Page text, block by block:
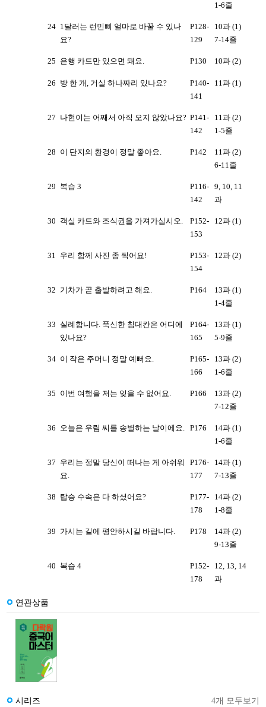
1-6줄
24 1달러는 런민삐 얼마로 바꿀 수 있나
요?
P128-
129
10과 (1)
7-14줄
25 은행 카드만 있으면 돼요. P130 10과 (2)
26 방 한 개, 거실 하나짜리 있나요?
P140-
141
11과 (1)
27 나현이는 어째서 아직 오지 않았나요? P141-
142
11과 (2)
1-5줄
28 이 단지의 환경이 정말 좋아요. P142
11과 (2)
6-11줄
29 복습 3
P116-
142
9, 10, 11
과
30 객실 카드와 조식권을 가져가십시오.
P152-
153
12과 (1)
31 우리 함께 사진 좀 찍어요!
P153-
154
12과 (2)
32 기차가 곧 출발하려고 해요. P164
13과 (1)
1-4줄
33 실례합니다. 푹신한 침대칸은 어디에
있나요?
P164-
165
13과 (1)
5-9줄
34 이 작은 주머니 정말 예뻐요.
P165-
166
13과 (2)
1-6줄
35 이번 여행을 저는 잊을 수 없어요. P166
13과 (2)
7-12줄
36 오늘은 우림 씨를 송별하는 날이에요. P176
14과 (1)
1-6줄
37 우리는 정말 당신이 떠나는 게 아쉬워
요.
P176-
177
14과 (1)
7-13줄
38 탑승 수속은 다 하셨어요?
P177-
178
14과 (2)
1-8줄
39 가시는 길에 평안하시길 바랍니다. P178
14과 (2)
9-13줄
40 복습 4
P152-
178
12, 13, 14
과
연관상품
시리즈 4개 모두보기